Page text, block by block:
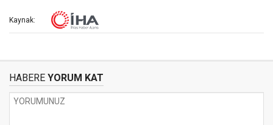
Kaynak:
HABERE YORUM KAT